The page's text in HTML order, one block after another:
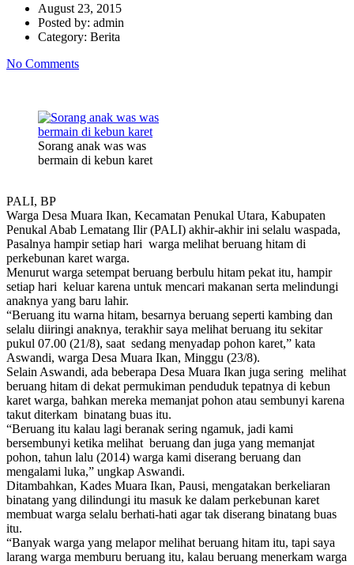
August 23, 2015
Posted by: admin
Category: Berita
No Comments
Sorang anak was was
bermain di kebun karet
PALI, BP
Warga Desa Muara Ikan, Kecamatan Penukal Utara, Kabupaten
Penukal Abab Lematang Ilir (PALI) akhir-akhir ini selalu waspada,
Pasalnya hampir setiap hari warga melihat beruang hitam di
perkebunan karet warga.
Menurut warga setempat beruang berbulu hitam pekat itu, hampir
setiap hari keluar karena untuk mencari makanan serta melindungi
anaknya yang baru lahir.
“Beruang itu warna hitam, besarnya beruang seperti kambing dan
selalu diiringi anaknya, terakhir saya melihat beruang itu sekitar
pukul 07.00 (21/8), saat sedang menyadap pohon karet,” kata
Aswandi, warga Desa Muara Ikan, Minggu (23/8).
Selain Aswandi, ada beberapa Desa Muara Ikan juga sering melihat
beruang hitam ‎di dekat permukiman penduduk tepatnya di kebun
karet warga, bahkan mereka memanjat pohon atau sembunyi karena
takut diterkam binatang buas itu.
“Beruang itu kalau lagi beranak sering ngamuk, jadi kami
bersembunyi ketika melihat beruang dan juga yang memanjat
pohon, tahun lalu (2014) warga kami diserang beruang dan
mengalami luka,” ungkap Aswandi.
‎Ditambahkan, Kades Muara Ikan, Pausi, mengatakan berkeliaran
binatang yang dilindungi itu masuk ke dalam perkebunan karet
membuat warga selalu berhati-hati agar tak diserang binatang buas
itu.
“Banyak warga yang melapor melihat beruang hitam itu, tapi saya
larang warga memburu beruang itu, kalau beruang menerkam warga